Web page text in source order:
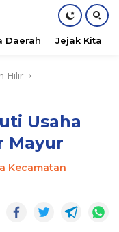
Daerah Jejak Kita
Hilir
Usaha
Mayur
Kecamatan